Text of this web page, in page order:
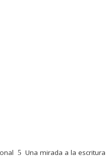
Una mirada a la